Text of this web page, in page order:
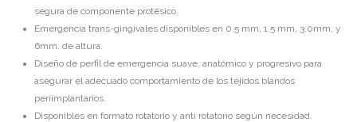
segura de componente protésico.
Emergencia trans-gingivales disponibles en 0.5 mm, 1.5 mm, 3.0mm, y
6mm. de altura.
Diseño de perfil de emergencia suave, anatómico y progresivo para
asegurar el adecuado comportamiento de los tejidos blandos
periimplantarios.
Disponibles en formato rotatorio y anti rotatorio según necesidad.